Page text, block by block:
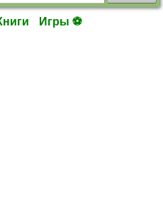
Игры ⚽